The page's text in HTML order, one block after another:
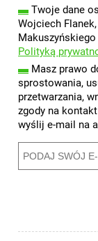
▬ Twoje dane
Wojciech
Makuszyńskiego
Polityką
▬ Masz prawo
sprostowania,
przetwarzania,
zgody na
wyślij e-mail na